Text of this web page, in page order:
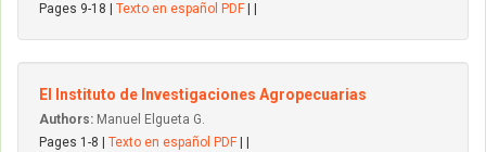
Pages 9-18 | Texto en español PDF
El Instituto de Investigaciones Agropecuarias
Authors: Manuel Elgueta G.
Pages 1-8 | Texto en español PDF